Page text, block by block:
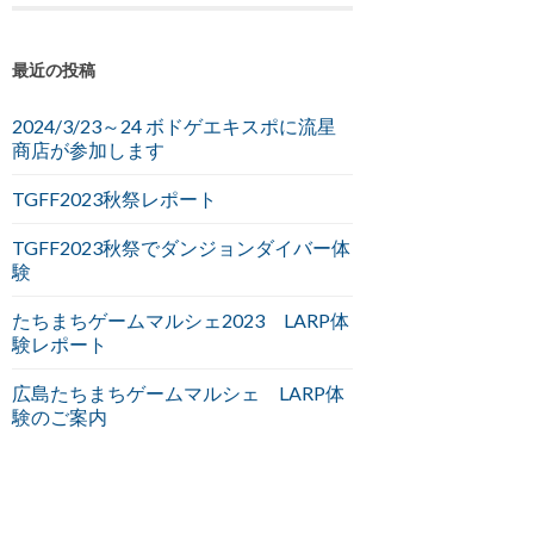
最近の投稿
2024/3/23～24 ボドゲエキスポに流星
商店が参加します
TGFF2023秋祭レポート
TGFF2023秋祭でダンジョンダイバー体
験
たちまちゲームマルシェ2023 LARP体
験レポート
広島たちまちゲームマルシェ LARP体
験のご案内